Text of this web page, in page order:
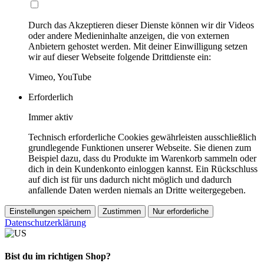
Durch das Akzeptieren dieser Dienste können wir dir Videos
oder andere Medieninhalte anzeigen, die von externen
Anbietern gehostet werden. Mit deiner Einwilligung setzen
wir auf dieser Webseite folgende Drittdienste ein:
Vimeo, YouTube
Erforderlich
Immer aktiv
Technisch erforderliche Cookies gewährleisten ausschließlich
grundlegende Funktionen unserer Webseite. Sie dienen zum
Beispiel dazu, dass du Produkte im Warenkorb sammeln oder
dich in dein Kundenkonto einloggen kannst. Ein Rückschluss
auf dich ist für uns dadurch nicht möglich und dadurch
anfallende Daten werden niemals an Dritte weitergegeben.
Einstellungen speichern Zustimmen Nur erforderliche
Datenschutzerklärung
Bist du im richtigen Shop?